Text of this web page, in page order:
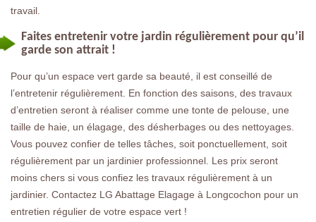
travail.
Faites entretenir votre jardin régulièrement pour qu’il
garde son attrait !
Pour qu’un espace vert garde sa beauté, il est conseillé de
l’entretenir régulièrement. En fonction des saisons, des travaux
d’entretien seront à réaliser comme une tonte de pelouse, une
taille de haie, un élagage, des désherbages ou des nettoyages.
Vous pouvez confier de telles tâches, soit ponctuellement, soit
régulièrement par un jardinier professionnel. Les prix seront
moins chers si vous confiez les travaux régulièrement à un
jardinier. Contactez LG Abattage Elagage à Longcochon pour un
entretien régulier de votre espace vert !